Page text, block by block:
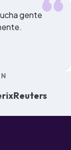
gente
Reuters